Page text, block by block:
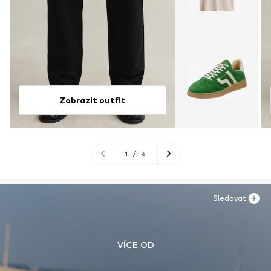
Zobrazit outfit
1 / 6
VÍCE OD
Sledovat